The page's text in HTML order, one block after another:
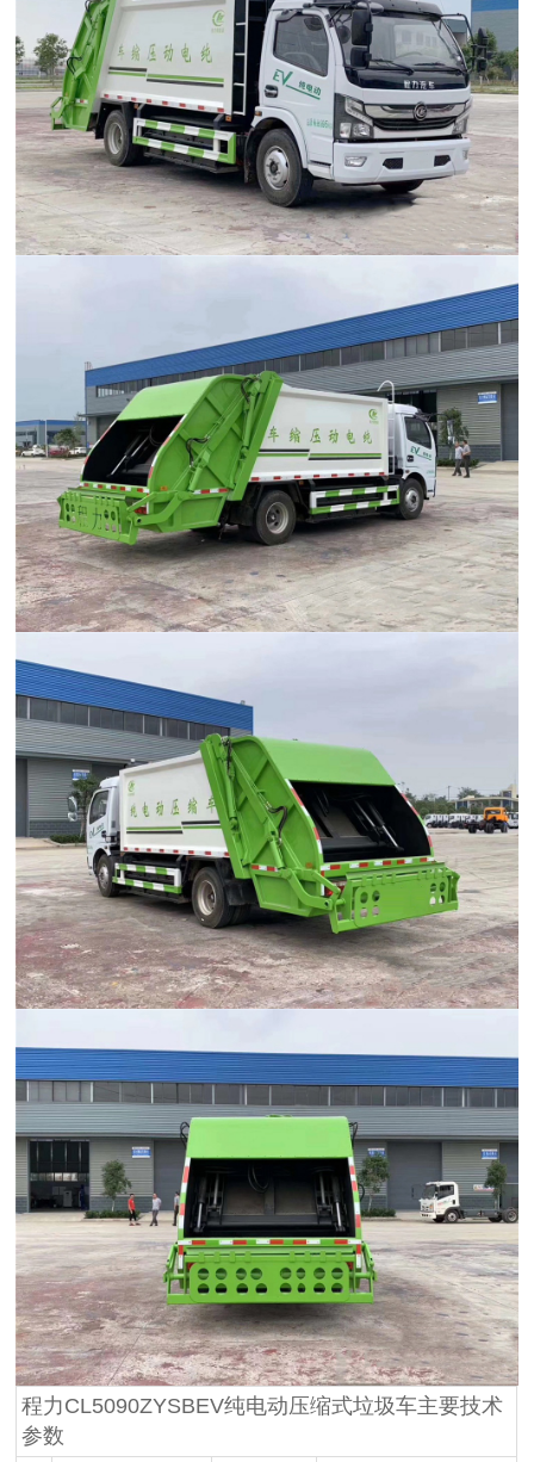
程力CL5090ZYSBEV纯电动压缩式垃圾车主要技术
参数